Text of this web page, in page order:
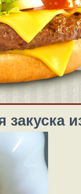
закуска